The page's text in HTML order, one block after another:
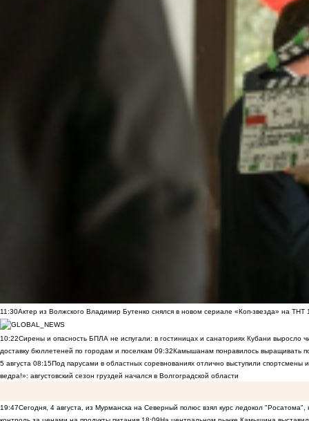
11:30Актер из Волжского Владимир Бутенко снялся в новом сериале «Коп-звезда» на ТНТ
10:22Сирены и опасность БПЛА не испугали: в гостиницах и санаториях Кубани выросло
доставку бюллетеней по городам и поселкам 09:32Камышанам понравилось выращивать
5 августа 08:15Под парусами в областных соревнованиях отлично выступили спортсмены
ведра!»: августовский сезон груздей начался в Волгоградской области
19:47Сегодня, 4 августа, из Мурманска на Северный полюс взял курс ледокол